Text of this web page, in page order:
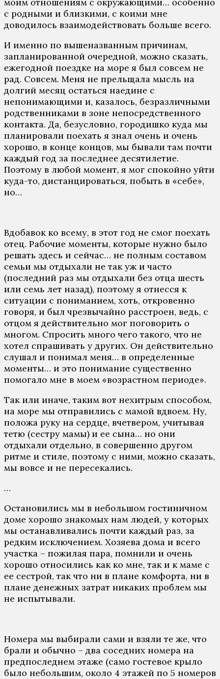
с родными и близкими, с коими мне
доводилось взаимодействовать больше всего.
И именно по вышеназванным причинам,
запланированной очередной, можно сказать,
ежегодной поездке на море я был совсем не
рад. Совсем. Меня не прельщала мысль на
долгий месяц остаться наедине с
непонимающими и, казалось, безразличными
родственниками в зоне непосредственного
контакта. Да, безусловно, городишко куда мы
планировали поехать я знал очень и очень
хорошо, в конце концов, мы бывали там почти
каждый год за последнее десятилетие.
Поэтому в любой момент, я мог спокойно уйти
куда-то, дистанцироваться, побыть в «себе»,
но…
Вдобавок ко всему, в этот год не смог поехать
отец. Рабочие моменты, которые нужно было
решать здесь и сейчас… не полным составом
семьи мы отдыхали не так уж и часто
(последний раз мы отдыхали без отца шесть
или семь лет назад), поэтому я отнесся к
ситуации с пониманием, хоть, откровенно
говоря, и был чрезвычайно расстроен, ведь, с
отцом я действительно мог поговорить о
многом. Спросить много чего такого, что не
хотел спрашивать у других. Он действительно
слушал и понимал меня… в определенные
моменты… и это понимание существенно
помогало мне в моем «возрастном периоде».
Так или иначе, таким вот нехитрым способом,
на море мы отправились с мамой вдвоем. Ну,
положа руку на сердце, вчетвером, учитывая
тетю (сестру мамы) и ее сына… но они
отдыхали отдельно, в совершенно другом
ритме и стиле, поэтому с ними, можно сказать,
мы вовсе и не пересекались.
…
Остановились мы в небольшом гостиничном
доме хорошо знакомых нам людей, у которых
мы останавливались почти каждый раз, за
редким исключением. Хозяева дома и всего
участка – пожилая пара, помнили и очень
хорошо относились как ко мне, так и к маме с
ее сестрой, так что ни в плане комфорта, ни в
плане денежных затрат никаких проблем мы
не испытывали.
Номера мы выбирали сами и взяли те же, что
брали и обычно – два соседних номера на
предпоследнем этаже (само гостевое крыло
было небольшим, около 4 этажей по 5 номеров